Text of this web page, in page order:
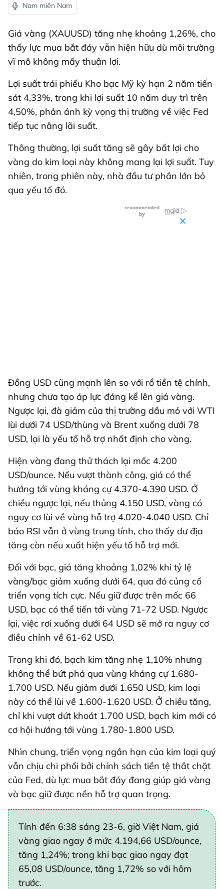
Nam miền Nam
Giá vàng (XAUUSD) tăng nhẹ khoảng 1,26%, cho
thấy lực mua bắt đáy vẫn hiện hữu dù môi trường
vĩ mô không mấy thuận lợi.
Lợi suất trái phiếu Kho bạc Mỹ kỳ hạn 2 năm tiến
sát 4,33%, trong khi lợi suất 10 năm duy trì trên
4,50%, phản ánh kỳ vọng thị trường về việc Fed
tiếp tục nâng lãi suất.
Thông thường, lợi suất tăng sẽ gây bất lợi cho
vàng do kim loại này không mang lại lợi suất. Tuy
nhiên, trong phiên này, nhà đầu tư phần lớn bỏ
qua yếu tố đó.
Đồng USD cũng mạnh lên so với rổ tiền tệ chính,
nhưng chưa tạo áp lực đáng kể lên giá vàng.
Ngược lại, đà giảm của thị trường dầu mỏ với WTI
lùi dưới 74 USD/thùng và Brent xuống dưới 78
USD, lại là yếu tố hỗ trợ nhất định cho vàng.
Hiện vàng đang thử thách lại mốc 4.200
USD/ounce. Nếu vượt thành công, giá có thể
hướng tới vùng kháng cự 4.370-4.390 USD. Ở
chiều ngược lại, nếu thủng 4.150 USD, vàng có
nguy cơ lùi về vùng hỗ trợ 4.020-4.040 USD. Chỉ
báo RSI vẫn ở vùng trung tính, cho thấy dư địa
tăng còn nếu xuất hiện yếu tố hỗ trợ mới.
Đối với bạc, giá tăng khoảng 1,02% khi tỷ lệ
vàng/bạc giảm xuống dưới 64, qua đó củng cố
triển vọng tích cực. Nếu giữ được trên mốc 66
USD, bạc có thể tiến tới vùng 71-72 USD. Ngược
lại, việc rơi xuống dưới 64 USD sẽ mở ra nguy cơ
điều chỉnh về 61-62 USD.
Trong khi đó, bạch kim tăng nhẹ 1,10% nhưng
không thể bứt phá qua vùng kháng cự 1.680-
1.700 USD. Nếu giảm dưới 1.650 USD, kim loại
này có thể lùi về 1.600-1.620 USD. Ở chiều tăng,
chỉ khi vượt dứt khoát 1.700 USD, bạch kim mới có
cơ hội hướng tới vùng 1.780-1.800 USD.
Nhìn chung, triển vọng ngắn hạn của kim loại quý
vẫn chịu chi phối bởi chính sách tiền tệ thắt chặt
của Fed, dù lực mua bắt đáy đang giúp giá vàng
và bạc giữ được nền hỗ trợ quan trọng.
Tính đến 6:38 sáng 23-6, giờ Việt Nam, giá
vàng giao ngay ở mức 4.194,66 USD/ounce,
tăng 1,24%; trong khi bạc giao ngay đạt
65,08 USD/ounce, tăng 1,72% so với hôm
trước.